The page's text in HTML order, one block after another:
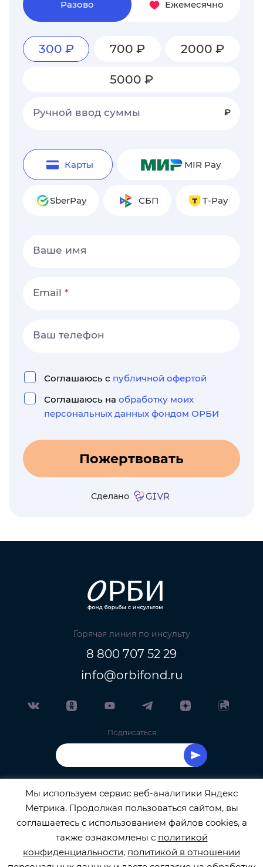
Разово Ежемесячно
300 ₽ 700 ₽ 2000 ₽
5000 ₽
Ручной ввод суммы ₽
Карты MIR Pay
SberPay СБП T-Pay
Ваше имя
Email
Ваш телефон
Соглашаюсь с публичной офертой
Соглашаюсь на обработку моих
персональных данных фондом ОРБИ
Пожертвовать
Сделано
Горячая линия по инсульту
8 800 707 52 29
info@orbifond.ru
Подписаться
ОФИЦИАЛЬНЫЙ ОПЕРАТОР ОБРАБОТКИ
ПЕРСОНАЛЬНЫХ ДАННЫХ РЕГИСТРАЦИОННЫЙ
Мы используем сервис веб-аналитики Яндекс
Метрика. Продолжая пользоваться сайтом, вы
соглашаетесь с использованием файлов cookies, а
также ознакомлены с политикой
конфиденциальности, политикой в отношении